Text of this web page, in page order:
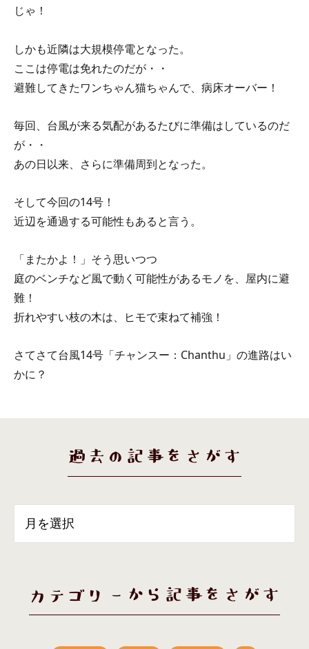
じゃ！
しかも近隣は大規模停電となった。
ここは停電は免れたのだが・・
避難してきたワンちゃん猫ちゃんで、病床オーバー！
毎回、台風が来る気配があるたびに準備はしているのだ
が・・
あの日以来、さらに準備周到となった。
そして今回の14号！
近辺を通過する可能性もあると言う。
「またかよ！」そう思いつつ
庭のベンチなど風で動く可能性があるモノを、屋内に避
難！
折れやすい枝の木は、ヒモで束ねて補強！
さてさて台風14号「チャンスー：Chanthu」の進路はい
かに？
過去の記事をさがす
カテゴリーから記事をさがす